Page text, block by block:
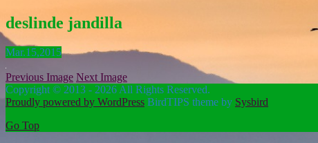
deslinde jandilla
Mar.15,2015
Previous Image Next Image
Copyright © 2013 - 2026 All Rights Reserved.
Proudly powered by WordPress BirdTIPS theme by Sysbird
Go Top